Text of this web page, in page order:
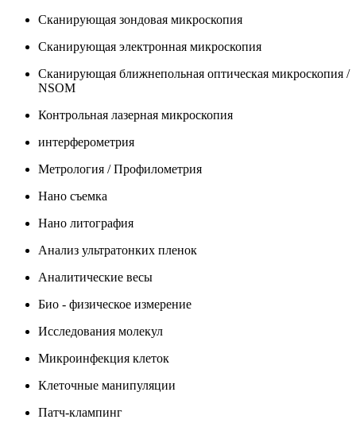
Сканирующая зондовая микроскопия
Сканирующая электронная микроскопия
Сканирующая ближнепольная оптическая микроскопия /
NSOM
Контрольная лазерная микроскопия
интерферометрия
Метрология / Профилометрия
Нано съемка
Нано литография
Анализ ультратонких пленок
Аналитические весы
Био - физическое измерение
Исследования молекул
Микроинфекция клеток
Клеточные манипуляции
Патч-клампинг